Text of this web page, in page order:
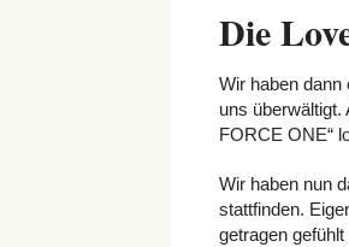
Die
Wir haben
uns überwältigt.
FORCE ONE“
Wir haben nun
stattfinden.
getragen